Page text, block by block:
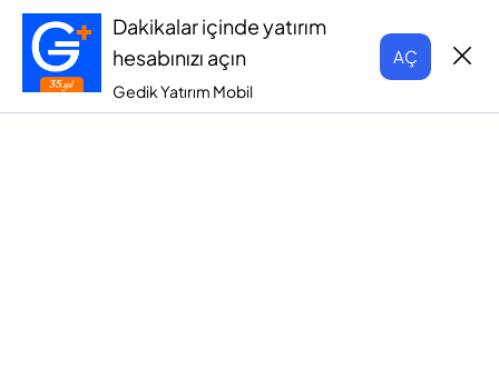
Dakikalar içinde yatırım
hesabınızı açın
Gedik Yatırım Mobil
AÇ